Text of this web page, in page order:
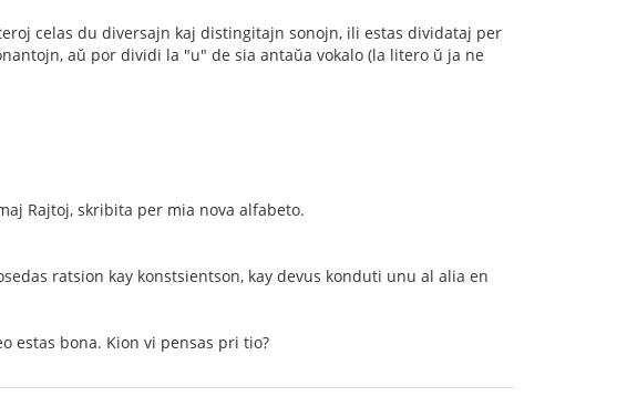
celas du diversajn kaj distingitajn sonojn, ili estas dividataj per
aŭ por dividi la "u" de sia antaŭa vokalo (la litero ŭ ja ne
Rajtoj, skribita per mia nova alfabeto.
ratsion kay konstsientson, kay devus konduti unu al alia en
estas bona. Kion vi pensas pri tio?